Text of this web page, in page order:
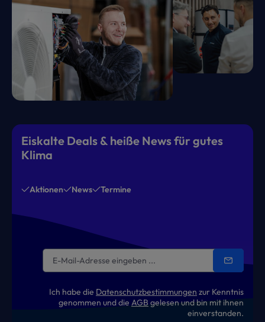
Eiskalte Deals & heiße News für gutes
Klima
Aktionen News Termine
Ich habe die Datenschutzbestimmungen zur Kenntnis
genommen und die AGB gelesen und bin mit ihnen
einverstanden.